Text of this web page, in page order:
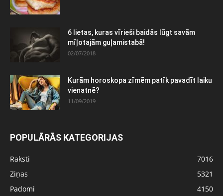
6 lietas, kuras vīrieši baidās lūgt savām
mīļotajām guļamistabā!
02/07/2018
Kurām horoskopa zīmēm patīk pavadīt laiku
vienatnē?
11/09/2019
POPULĀRĀS KATEGORIJAS
Raksti
7016
Ziņas
5321
Padomi
4150